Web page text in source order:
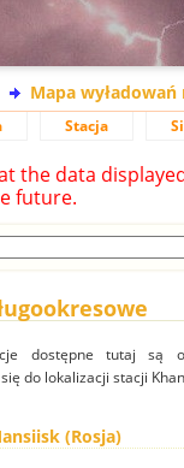
Mapa wyładowań
Stacja
the data
future.
dostępne tutaj są
do lokalizacji stacji
(Rosja)